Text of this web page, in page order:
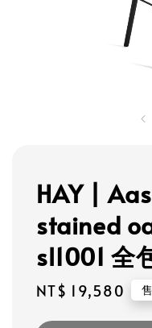
HAY |
stained
sl1001 全
Regular
NT$ 19,580